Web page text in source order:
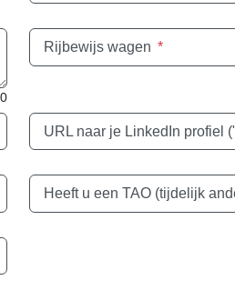
Rijbewijs wagen *
URL naar je LinkedIn profiel